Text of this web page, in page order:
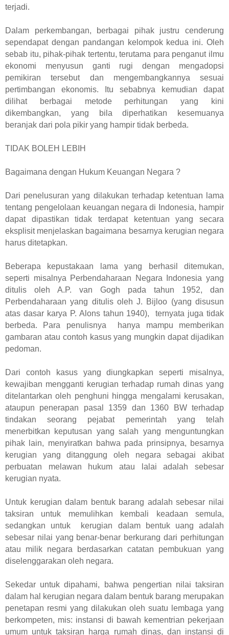
terjadi.
Dalam perkembangan, berbagai pihak justru cenderung
sependapat dengan pandangan kelompok kedua ini. Oleh
sebab itu, pihak-pihak tertentu, terutama para penganut ilmu
ekonomi menyusun ganti rugi dengan mengadopsi
pemikiran tersebut dan mengembangkannya sesuai
pertimbangan ekonomis.
Itu sebabnya kemudian dapat
dilihat berbagai metode perhitungan yang kini
dikembangkan, yang bila diperhatikan kesemuanya
beranjak dari pola pikir yang hampir tidak berbeda.
TIDAK BOLEH LEBIH
Bagaimana dengan Hukum Keuangan Negara ?
Dari penelusuran yang dilakukan terhadap ketentuan lama
tentang pengelolaan keuangan negara di Indonesia, hampir
dapat dipastikan tidak terdapat ketentuan yang secara
eksplisit menjelaskan bagaimana besarnya kerugian negara
harus ditetapkan.
Beberapa kepustakaan lama yang berhasil ditemukan,
seperti misalnya Perbendaharaan Negara Indonesia yang
ditulis oleh A.P. van Gogh pada tahun 1952, dan
Perbendaharaan yang ditulis oleh J. Bijloo (yang disusun
atas dasar karya P. Alons tahun 1940), ternyata juga tidak
berbeda. Para penulisnya hanya mampu memberikan
gambaran atau contoh kasus yang mungkin dapat dijadikan
pedoman.
Dari contoh kasus yang diungkapkan seperti misalnya,
kewajiban mengganti kerugian terhadap rumah dinas yang
ditelantarkan oleh penghuni hingga mengalami kerusakan,
ataupun penerapan pasal 1359 dan 1360 BW terhadap
tindakan seorang pejabat pemerintah yang telah
menerbitkan keputusan yang salah yang menguntungkan
pihak lain, menyiratkan bahwa pada prinsipnya, besarnya
kerugian yang ditanggung oleh negara sebagai akibat
perbuatan melawan hukum atau lalai adalah sebesar
kerugian nyata.
Untuk kerugian dalam bentuk barang adalah sebesar nilai
taksiran untuk memulihkan kembali keadaan semula,
sedangkan untuk kerugian dalam bentuk uang adalah
sebesar nilai yang benar-benar berkurang dari perhitungan
atau milik negara berdasarkan catatan pembukuan yang
diselenggarakan oleh negara.
Sekedar untuk dipahami, bahwa pengertian nilai taksiran
dalam hal kerugian negara dalam bentuk barang merupakan
penetapan resmi yang dilakukan oleh suatu lembaga yang
berkompeten, mis: instansi di bawah kementrian pekerjaan
umum untuk taksiran harga rumah dinas, dan instansi di